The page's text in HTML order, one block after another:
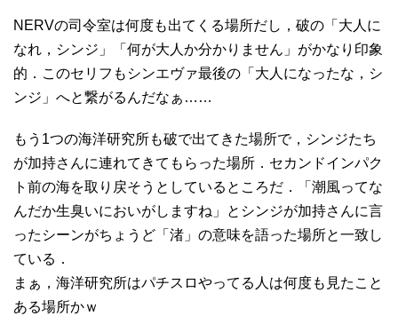
NERVの司令室は何度も出てくる場所だし，破の「大人に
なれ，シンジ」「何が大人か分かりません」がかなり印象
的．このセリフもシンエヴァ最後の「大人になったな，シ
ンジ」へと繋がるんだなぁ……
もう1つの海洋研究所も破で出てきた場所で，シンジたち
が加持さんに連れてきてもらった場所．セカンドインパク
ト前の海を取り戻そうとしているところだ．「潮風ってな
んだか生臭いにおいがしますね」とシンジが加持さんに言
ったシーンがちょうど「渚」の意味を語った場所と一致し
ている．
まぁ，海洋研究所はパチスロやってる人は何度も見たこと
ある場所かｗ